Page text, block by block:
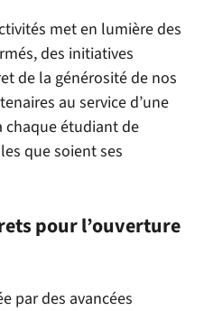
s met en lumière des
des initiatives
de la générosité de nos
au service d’une
chaque étudiant de
que soient ses
pour l’ouverture
par des avancées